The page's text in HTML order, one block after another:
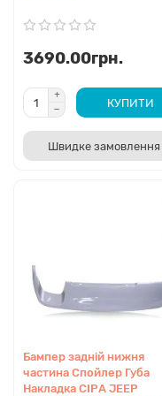
Капот
Оригінальний капот
зменшення маси та
пішоходів.
Trailhawk часто
антивідблисковою
Сталева деталь із
пластикових
геометрію
Двері
3690.00грн.
КУПИТИ
Швидке замовлення
Бампер задній нижня
частина Спойлер Губа
Накладка СІРА JEEP